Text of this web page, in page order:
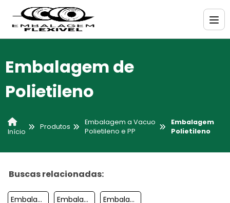
Embalagem de
Polietileno
Início
Produtos
Embalagem a Vacuo
Polietileno e PP
Embalagem
Polietileno
Buscas relacionadas:
Embalagem De Polipropileno Embalagem Polietileno Canela Embalagem A Vacuo Para Edredon